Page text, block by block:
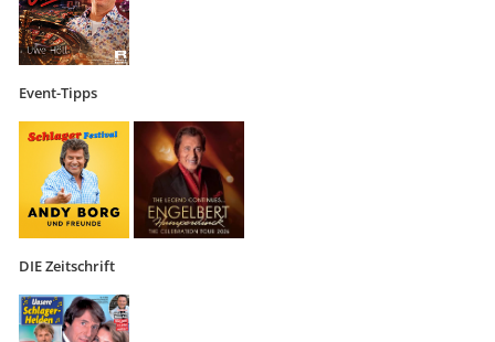
Event-Tipps
DIE Zeitschrift